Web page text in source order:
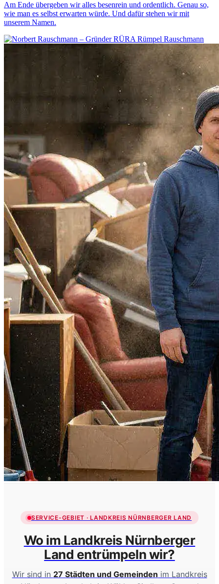
Am Ende übergeben wir alles besenrein und ordentlich. Genau so,
wie man es selbst erwarten würde. Und dafür stehen wir mit
unserem Namen.
SERVICE-GEBIET · LANDKREIS NÜRNBERGER LAND
Wo im Landkreis Nürnberger
Land entrümpeln wir?
Wir sind in 27 Städten und Gemeinden im Landkreis